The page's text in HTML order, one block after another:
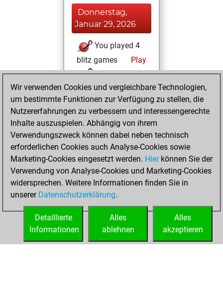
Donnerstag,
Januar 29, 2026
You played 4
blitz games
Play
You scored +2
=0 -2 in blitz
You played 1
bullet games
You scored +0
=0 -1 in bullet
Dienstag, Januar
20, 2026
You created
your Fritz account
Wir verwenden Cookies und vergleichbare Technologien,
um bestimmte Funktionen zur Verfügung zu stellen, die
Nutzererfahrungen zu verbessern und interessengerechte
Inhalte auszuspielen. Abhängig von ihrem
Verwendungszweck können dabei neben technisch
erforderlichen Cookies auch Analyse-Cookies sowie
Marketing-Cookies eingesetzt werden. Hierkönnen Sie der
Verwendung von Analyse-Cookies und Marketing-Cookies
widersprechen. Weitere Informationen finden Sie in
unserer Datenschutzerklärung.
Alles
akzeptieren
Alles
ablehnen
Detaillierte
Informationen